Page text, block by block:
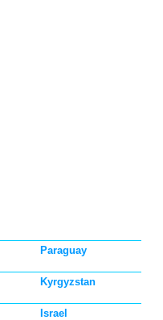
Paraguay
Kyrgyzstan
Israel